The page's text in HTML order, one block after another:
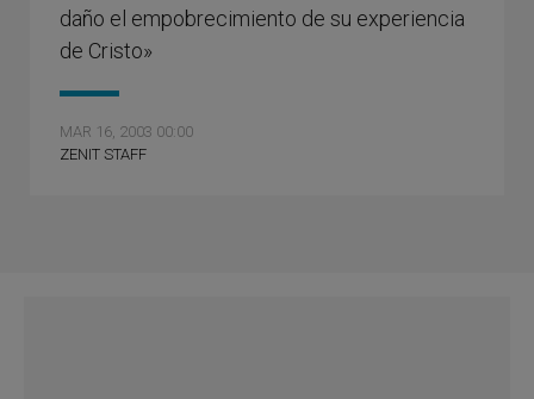
daño el empobrecimiento de su experiencia
de Cristo»
MAR 16, 2003 00:00
ZENIT STAFF